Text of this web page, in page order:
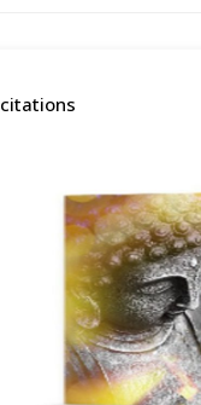
citations